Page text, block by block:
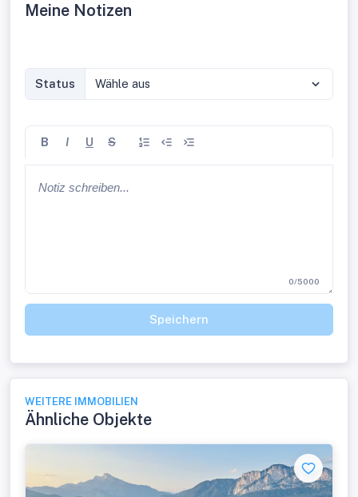
Meine Notizen
Status Wähle aus
B I U S
0/5000
Speichern
WEITERE IMMOBILIEN
Ähnliche Objekte